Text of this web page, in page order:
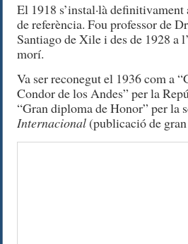
El 1918 s’instal·là
de referència. Fou professor de
Santiago de Xile i des de 1928 a
morí.
Va ser reconegut el 1936 com a
Condor de los Andes” per la
“Gran diploma de Honor” per la
Internacional(publicació de